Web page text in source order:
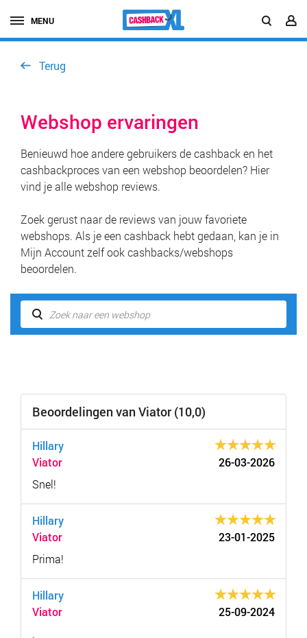
MENU
Terug
Webshop ervaringen
Benieuwd hoe andere gebruikers de cashback en het
cashbackproces van een webshop beoordelen? Hier
vind je alle webshop reviews.
Zoek gerust naar de reviews van jouw favoriete
webshops. Als je een cashback hebt gedaan, kan je in
Mijn Account zelf ook cashbacks/webshops
beoordelen.
Beoordelingen van Viator (10,0)
Hillary
Viator
26-03-2026
Snel!
Hillary
Viator
23-01-2025
Prima!
Hillary
Viator
25-09-2024
.